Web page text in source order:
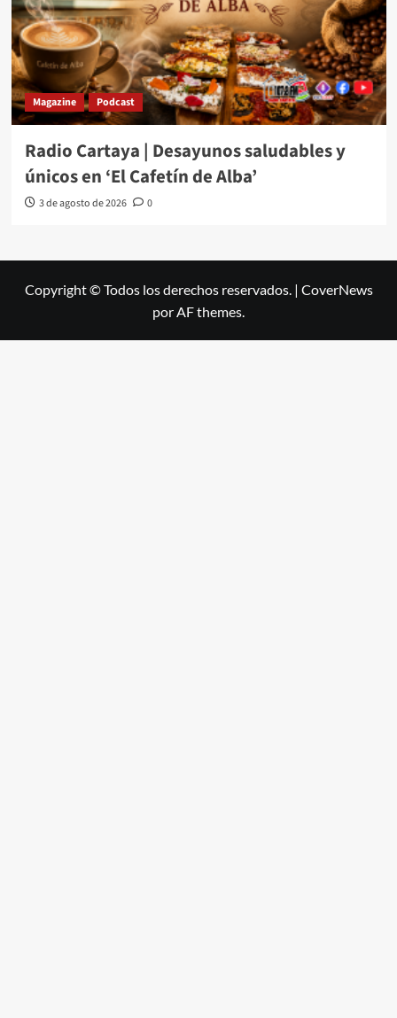
Magazine Podcast
Radio Cartaya | Desayunos saludables y
únicos en ‘El Cafetín de Alba’
3 de agosto de 2026 0
Copyright © Todos los derechos reservados. | CoverNews
por AF themes.